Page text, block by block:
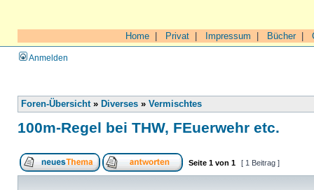
Home Privat Impressum Bücher|
Anmelden
Foren-Übersicht» Diverses » Vermischtes
100m-Regel bei THW, FEuerwehr etc.
Seite 1 von 1 [ 1 Beitrag ]